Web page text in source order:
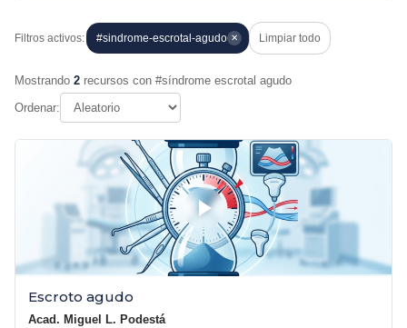
Filtros activos: #sindrome-escrotal-agudo ✕ Limpiar todo
Mostrando 2 recursos con #síndrome escrotal agudo
Ordenar:
Escroto agudo
Acad. Miguel L. Podestá